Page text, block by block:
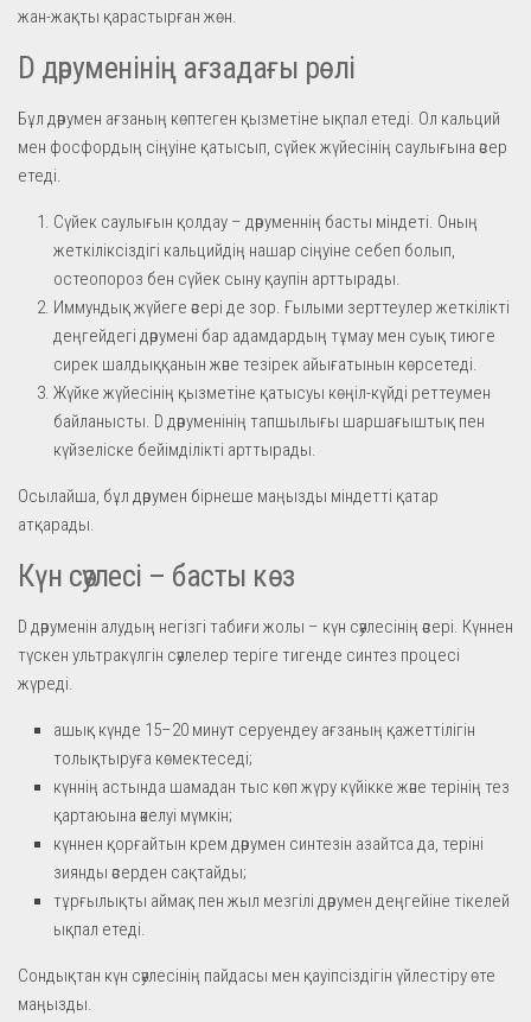
жан-жақты қарастырған жөн.
D дәруменінің ағзадағы рөлі
Бұл дәрумен ағзаның көптеген қызметіне ықпал етеді. Ол кальций
мен фосфордың сіңуіне қатысып, сүйек жүйесінің саулығына әсер
етеді.
Сүйек саулығын қолдау – дәруменнің басты міндеті. Оның
жеткіліксіздігі кальцийдің нашар сіңуіне себеп болып,
остеопороз бен сүйек сыну қаупін арттырады.
Иммундық жүйеге әсері де зор. Ғылыми зерттеулер жеткілікті
деңгейдегі дәрумені бар адамдардың тұмау мен суық тиюге
сирек шалдыққанын және тезірек айығатынын көрсетеді.
Жүйке жүйесінің қызметіне қатысуы көңіл-күйді реттеумен
байланысты. D дәруменінің тапшылығы шаршағыштық пен
күйзеліске бейімділікті арттырады.
Осылайша, бұл дәрумен бірнеше маңызды міндетті қатар
атқарады.
Күн сәулесі – басты көз
D дәруменін алудың негізгі табиғи жолы – күн сәулесінің әсері. Күннен
түскен ультракүлгін сәулелер теріге тигенде синтез процесі
жүреді.
ашық күнде 15–20 минут серуендеу ағзаның қажеттілігін
толықтыруға көмектеседі;
күннің астында шамадан тыс көп жүру күйікке және терінің тез
қартаюына әкелуі мүмкін;
күннен қорғайтын крем дәрумен синтезін азайтса да, теріні
зиянды әсерден сақтайды;
тұрғылықты аймақ пен жыл мезгілі дәрумен деңгейіне тікелей
ықпал етеді.
Сондықтан күн сәулесінің пайдасы мен қауіпсіздігін үйлестіру өте
маңызды.